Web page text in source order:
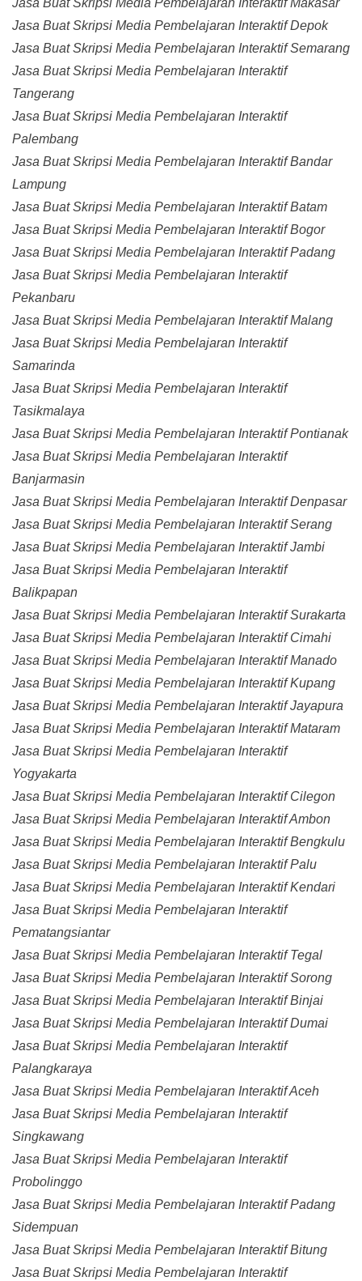
Jasa Buat Skripsi Media Pembelajaran Interaktif Makasar
Jasa Buat Skripsi Media Pembelajaran Interaktif Depok
Jasa Buat Skripsi Media Pembelajaran Interaktif Semarang
Jasa Buat Skripsi Media Pembelajaran Interaktif
Tangerang
Jasa Buat Skripsi Media Pembelajaran Interaktif
Palembang
Jasa Buat Skripsi Media Pembelajaran Interaktif Bandar
Lampung
Jasa Buat Skripsi Media Pembelajaran Interaktif Batam
Jasa Buat Skripsi Media Pembelajaran Interaktif Bogor
Jasa Buat Skripsi Media Pembelajaran Interaktif Padang
Jasa Buat Skripsi Media Pembelajaran Interaktif
Pekanbaru
Jasa Buat Skripsi Media Pembelajaran Interaktif Malang
Jasa Buat Skripsi Media Pembelajaran Interaktif
Samarinda
Jasa Buat Skripsi Media Pembelajaran Interaktif
Tasikmalaya
Jasa Buat Skripsi Media Pembelajaran Interaktif Pontianak
Jasa Buat Skripsi Media Pembelajaran Interaktif
Banjarmasin
Jasa Buat Skripsi Media Pembelajaran Interaktif Denpasar
Jasa Buat Skripsi Media Pembelajaran Interaktif Serang
Jasa Buat Skripsi Media Pembelajaran Interaktif Jambi
Jasa Buat Skripsi Media Pembelajaran Interaktif
Balikpapan
Jasa Buat Skripsi Media Pembelajaran Interaktif Surakarta
Jasa Buat Skripsi Media Pembelajaran Interaktif Cimahi
Jasa Buat Skripsi Media Pembelajaran Interaktif Manado
Jasa Buat Skripsi Media Pembelajaran Interaktif Kupang
Jasa Buat Skripsi Media Pembelajaran Interaktif Jayapura
Jasa Buat Skripsi Media Pembelajaran Interaktif Mataram
Jasa Buat Skripsi Media Pembelajaran Interaktif
Yogyakarta
Jasa Buat Skripsi Media Pembelajaran Interaktif Cilegon
Jasa Buat Skripsi Media Pembelajaran Interaktif Ambon
Jasa Buat Skripsi Media Pembelajaran Interaktif Bengkulu
Jasa Buat Skripsi Media Pembelajaran Interaktif Palu
Jasa Buat Skripsi Media Pembelajaran Interaktif Kendari
Jasa Buat Skripsi Media Pembelajaran Interaktif
Pematangsiantar
Jasa Buat Skripsi Media Pembelajaran Interaktif Tegal
Jasa Buat Skripsi Media Pembelajaran Interaktif Sorong
Jasa Buat Skripsi Media Pembelajaran Interaktif Binjai
Jasa Buat Skripsi Media Pembelajaran Interaktif Dumai
Jasa Buat Skripsi Media Pembelajaran Interaktif
Palangkaraya
Jasa Buat Skripsi Media Pembelajaran Interaktif Aceh
Jasa Buat Skripsi Media Pembelajaran Interaktif
Singkawang
Jasa Buat Skripsi Media Pembelajaran Interaktif
Probolinggo
Jasa Buat Skripsi Media Pembelajaran Interaktif Padang
Sidempuan
Jasa Buat Skripsi Media Pembelajaran Interaktif Bitung
Jasa Buat Skripsi Media Pembelajaran Interaktif